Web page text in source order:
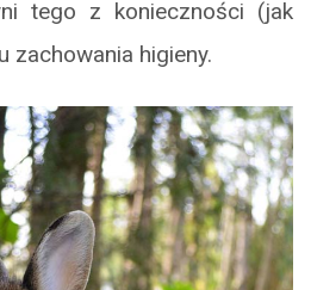
tego z konieczności (jak
zachowania higieny.